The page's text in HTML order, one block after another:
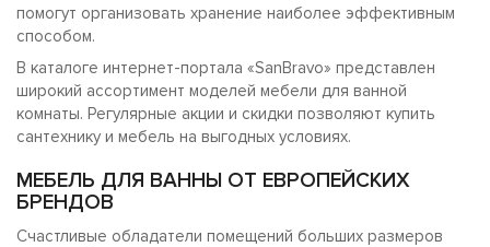
помогут организовать хранение наиболее эффективным
способом.
В каталоге интернет-портала «SanBravo» представлен
широкий ассортимент моделей мебели для ванной
комнаты. Регулярные акции и скидки позволяют купить
сантехнику и мебель на выгодных условиях.
МЕБЕЛЬ ДЛЯ ВАННЫ ОТ ЕВРОПЕЙСКИХ
БРЕНДОВ
Счастливые обладатели помещений больших размеров